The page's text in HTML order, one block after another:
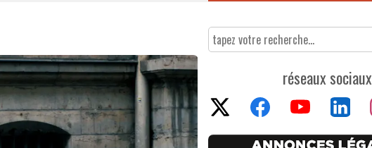
réseaux sociaux